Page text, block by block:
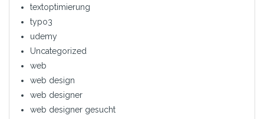
textoptimierung
typo3
udemy
Uncategorized
web
web design
web designer
web designer gesucht